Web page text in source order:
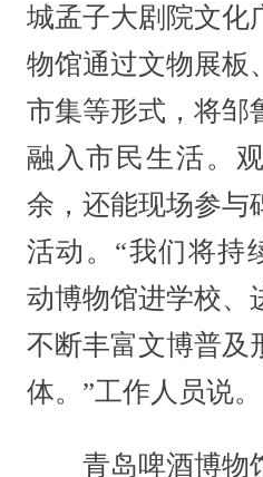
城孟子大剧院文化
物馆通过文物展板
市集等形式，将邹
融入市民生活。
余，还能现场参与
活动。“我们将持
动博物馆进学校、
不断丰富文博普及
体。”工作人员说。
青岛啤酒博物